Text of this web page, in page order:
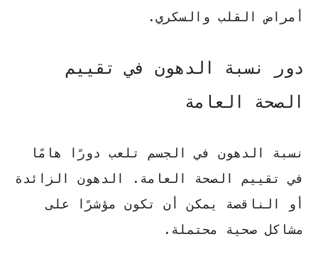
أمراض القلب والسكري.
دور نسبة الدهون في تقييم
الصحة العامة
نسبة الدهون في الجسم تلعب دورًا هامًا
في تقييم الصحة العامة. الدهون الزائدة
أو الناقصة يمكن أن تكون مؤشرًا على
مشاكل صحية محتملة.